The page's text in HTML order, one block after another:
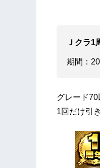
Ｊクラ
期間：
グレード
1回だけ引